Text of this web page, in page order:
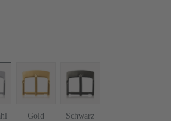
Gold Schwarz